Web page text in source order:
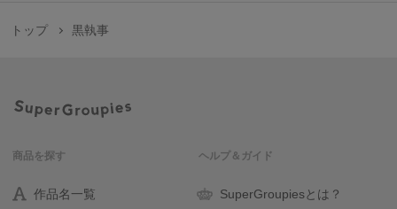
トップ 黒執事
商品を探す
作品名一覧
ヘルプ＆ガイド
SuperGroupiesとは？